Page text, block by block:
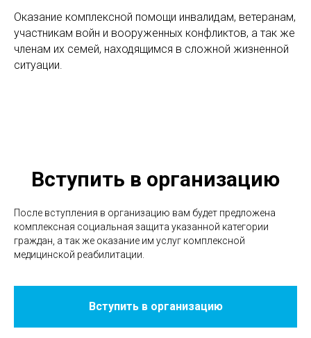
Оказание комплексной помощи инвалидам, ветеранам,
участникам войн и вооруженных конфликтов, а так же
членам их семей, находящимся в сложной жизненной
ситуации.
Вступить в организацию
После вступления в организацию вам будет предложена
комплексная социальная защита указанной категории
граждан, а так же оказание им услуг комплексной
медицинской реабилитации.
Вступить в организацию